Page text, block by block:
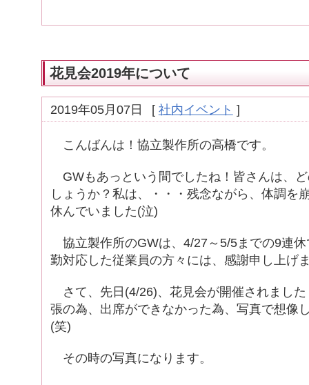
花見会2019年について
2019年05月07日 [ 社内イベント ]
こんばんは！協立製作所の高橋です。
GWもあっという間でしたね！皆さんは、
しょうか？私は、・・・残念ながら、体調を
休んでいました(泣)
協立製作所のGWは、4/27～5/5までの9連
勤対応した従業員の方々には、感謝申し上げ
さて、先日(4/26)、花見会が開催されまし
張の為、出席ができなかった為、写真で想像
(笑)
その時の写真になります。